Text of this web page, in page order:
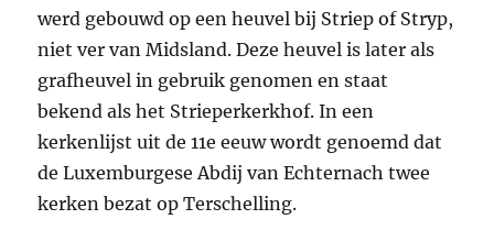
werd gebouwd op een heuvel bij Striep of Stryp,
niet ver van Midsland. Deze heuvel is later als
grafheuvel in gebruik genomen en staat
bekend als het Strieperkerkhof. In een
kerkenlijst uit de 11e eeuw wordt genoemd dat
de Luxemburgese Abdij van Echternach twee
kerken bezat op Terschelling.